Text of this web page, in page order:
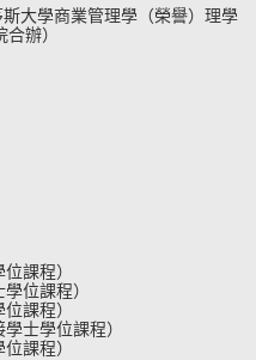
大學商業管理學（榮譽）理學
辦）
課程）
位課程）
課程）
士學位課程）
課程）